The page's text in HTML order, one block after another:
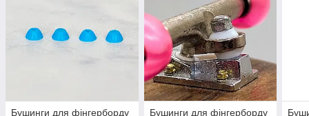
Бушинги для фінгерборду
Бушинги для фінгерборду